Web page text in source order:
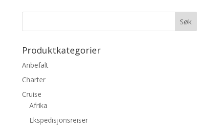
Produktkategorier
Anbefalt
Charter
Cruise
Afrika
Ekspedisjonsreiser